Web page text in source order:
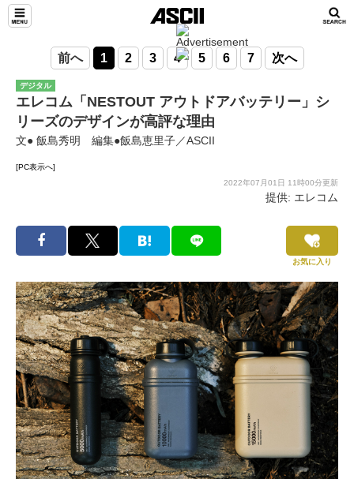
前へ 1 2 3 4 5 6 7 次へ
デジタル
エレコム「NESTOUT アウトドアバッテリー」シ
リーズのデザインが高評な理由
文● 飯島秀明 編集●飯島恵里子／ASCII
[PC表示へ]
2022年07月01日 11時00分更新
提供: エレコム
お気に入り